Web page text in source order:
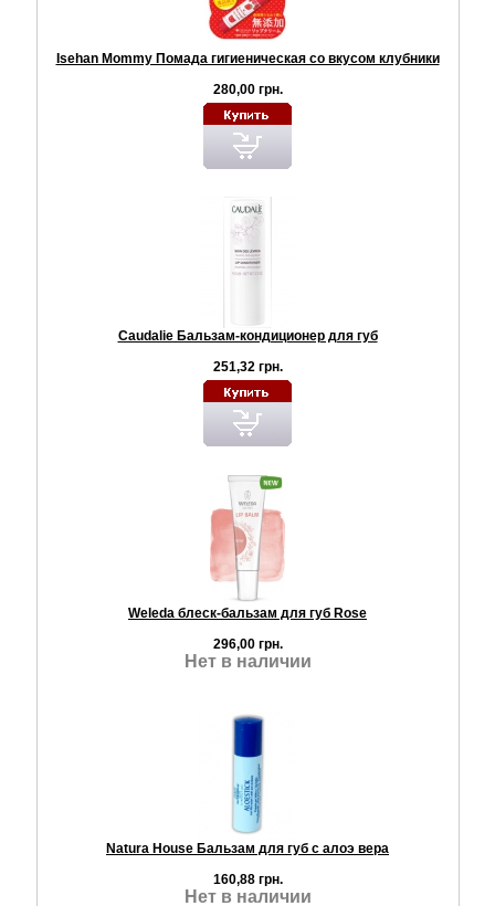
Isehan Mommy Помада гигиеническая со вкусом клубники
280,00 грн.
Caudalie Бальзам-кондиционер для губ
251,32 грн.
Weleda блеск-бальзам для губ Rose
296,00 грн.
Нет в наличии
Natura House Бальзам для губ с алоэ вера
160,88 грн.
Нет в наличии